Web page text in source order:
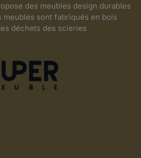
des meubles design durables
meubles sont fabriqués en bois
déchets des scieries